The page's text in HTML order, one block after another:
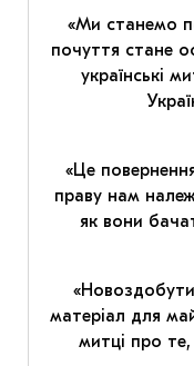
«Ми станемо
почуття стане
українські
«Це
праву нам
як вони
матеріал для
митці про